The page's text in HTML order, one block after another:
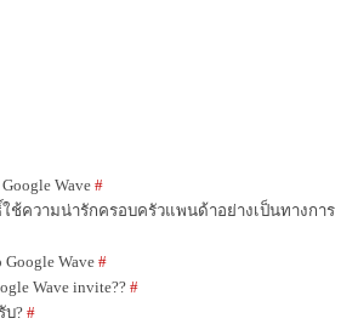
Wave#
ธิ์ใช้ความน่ารักครอบครัวแพนด้าอย่างเป็นทางการ
Google Wave #
Wave invite??#
บ?#